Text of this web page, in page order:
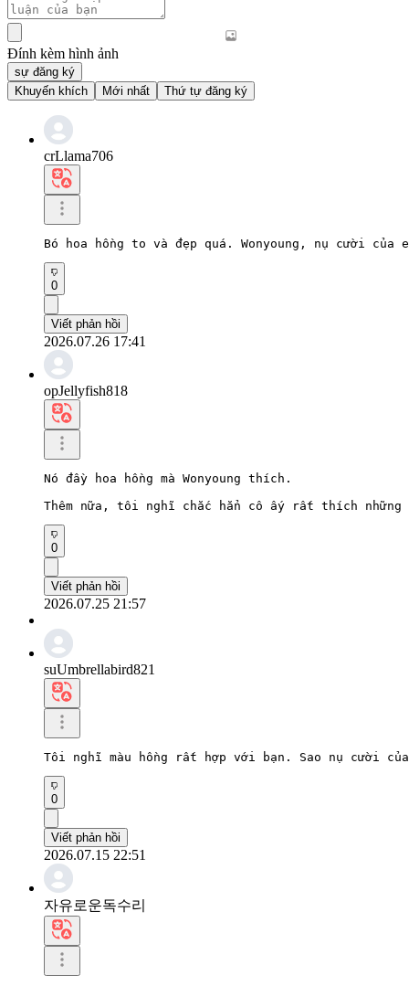
Đính kèm hình ảnh
sự đăng ký
Khuyến khích
Mới nhất Thứ tự đăng ký
crLlama706
Bó hoa hồng to và đẹp quá. Wonyoung, nụ cười của
0
Viết phản hồi
2026.07.26 17:41
opJellyfish818
Nó đầy hoa hồng mà Wonyoung thích.
Thêm nữa, tôi nghĩ chắc hẳn cô ấy rất thích những
0
Viết phản hồi
2026.07.25 21:57
suUmbrellabird821
Tôi nghĩ màu hồng rất hợp với bạn. Sao nụ cười
0
Viết phản hồi
2026.07.15 22:51
자유로운독수리